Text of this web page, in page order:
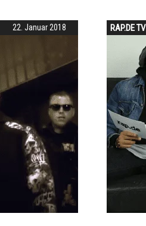
22. Januar 2018 RAP.DE TV